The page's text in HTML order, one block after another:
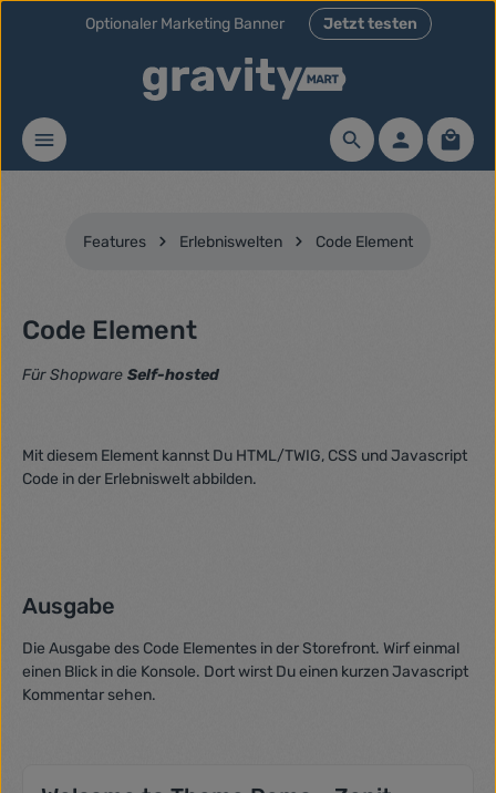
Zum Hauptinhalt springen
Optionaler Marketing Banner Jetzt testen
Features Erlebniswelten Code Element
Code Element
Für Shopware Self-hosted
Mit diesem Element kannst Du HTML/TWIG, CSS und Javascript
Code in der Erlebniswelt abbilden.
Ausgabe
Die Ausgabe des Code Elementes in der Storefront. Wirf einmal
einen Blick in die Konsole. Dort wirst Du einen kurzen Javascript
Kommentar sehen.